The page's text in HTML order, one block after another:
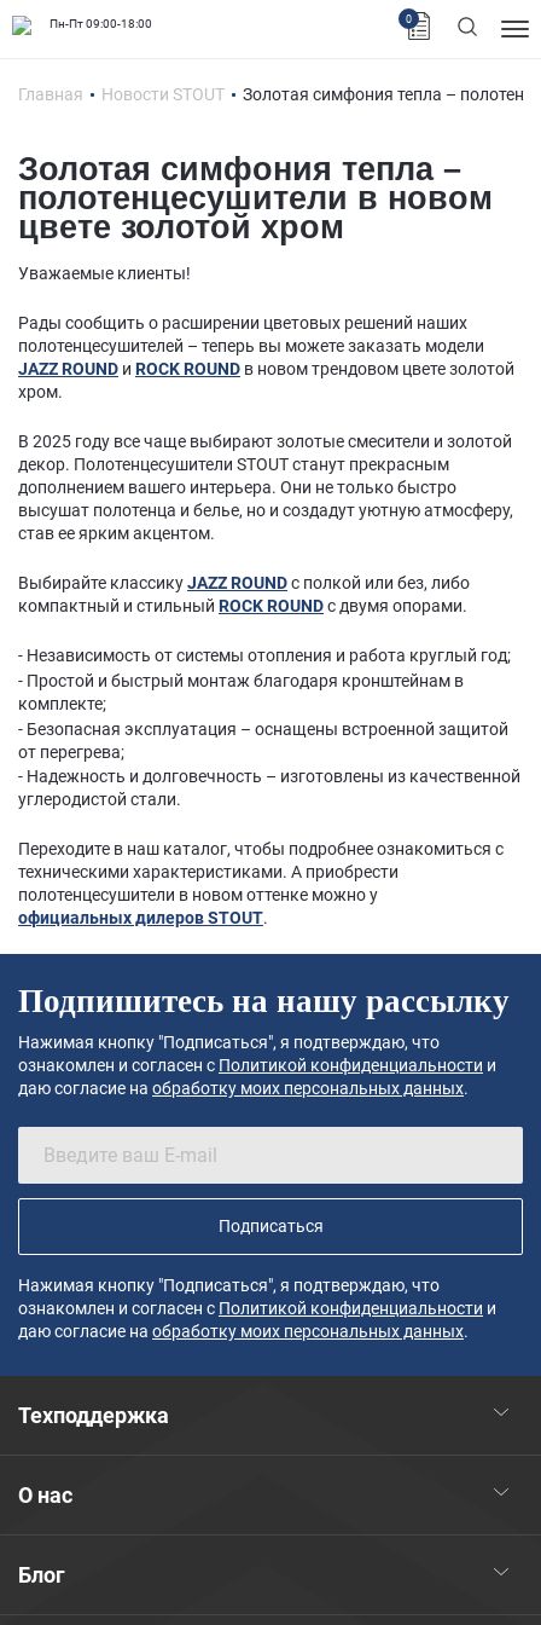
Пн-Пт 09:00-18:00 0
Главная Новости STOUT Золотая симфония тепла –
Золотая симфония тепла –
полотенцесушители в новом
цвете золотой хром
Уважаемые клиенты!
Рады сообщить о расширении цветовых решений наших
полотенцесушителей – теперь вы можете заказать модели
JAZZ ROUND и ROCK ROUND в новом трендовом цвете золотой
хром.
В 2025 году все чаще выбирают золотые смесители и золотой
декор. Полотенцесушители STOUT станут прекрасным
дополнением вашего интерьера. Они не только быстро
высушат полотенца и белье, но и создадут уютную атмосферу,
став ее ярким акцентом.
Выбирайте классикуJAZZ ROUNDс полкой или без, либо
компактный и стильный ROCK ROUNDс двумя опорами.
- Независимость от системы отопления и работа круглый год;
- Простой и быстрый монтаж благодаря кронштейнам в
комплекте;
- Безопасная эксплуатация – оснащены встроенной защитой
от перегрева;
- Надежность и долговечность – изготовлены из качественной
углеродистой стали.
Переходите в наш каталог, чтобы подробнее ознакомиться с
техническими характеристиками. А приобрести
полотенцесушители в новом оттенке можно у
официальных дилеров STOUT.
Подпишитесь на нашу рассылку
Нажимая кнопку "Подписаться", я подтверждаю, что
ознакомлен и согласен с Политикой конфиденциальности и
даю согласие на обработку моих персональных данных.
Подписаться
Нажимая кнопку "Подписаться", я подтверждаю, что
ознакомлен и согласен с Политикой конфиденциальности и
даю согласие на обработку моих персональных данных.
Блог
О нас
Техподдержка